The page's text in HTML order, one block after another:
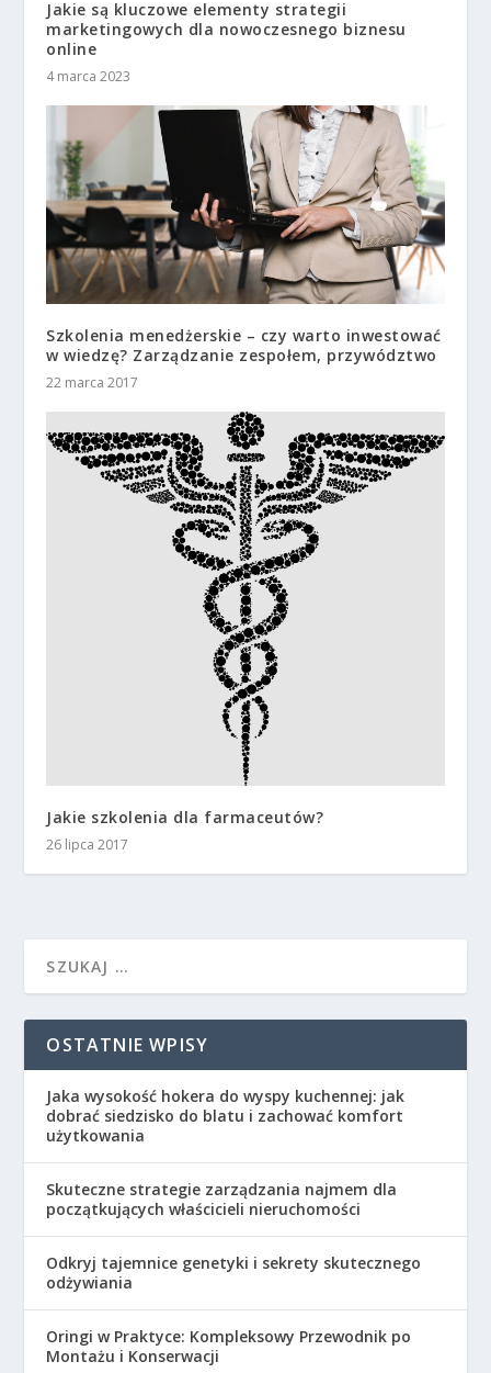
Jakie są kluczowe elementy strategii
marketingowych dla nowoczesnego biznesu
online
4 marca 2023
Szkolenia menedżerskie – czy warto inwestować
w wiedzę? Zarządzanie zespołem, przywództwo
22 marca 2017
Jakie szkolenia dla farmaceutów?
26 lipca 2017
OSTATNIE WPISY
Jaka wysokość hokera do wyspy kuchennej: jak
dobrać siedzisko do blatu i zachować komfort
użytkowania
Skuteczne strategie zarządzania najmem dla
początkujących właścicieli nieruchomości
Odkryj tajemnice genetyki i sekrety skutecznego
odżywiania
Oringi w Praktyce: Kompleksowy Przewodnik po
Montażu i Konserwacji